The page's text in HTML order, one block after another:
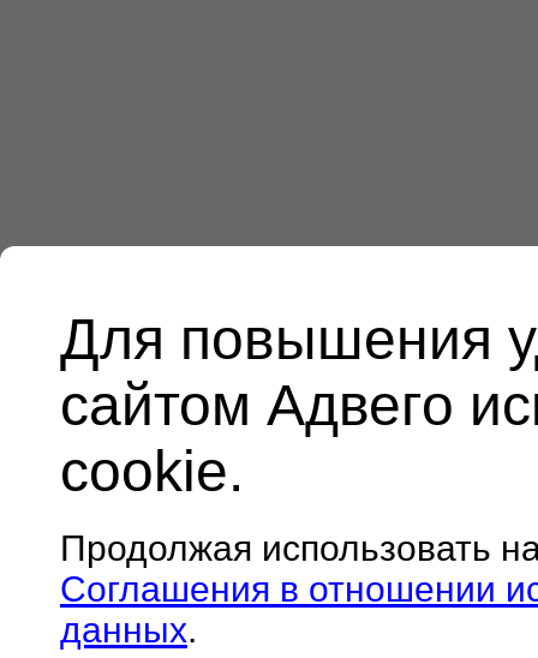
Для повышения
сайтом Адвего
cookie.
Продолжая использовать
Соглашения в отношении
данных.